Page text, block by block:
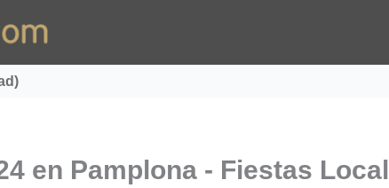
en Pamplona - Fiestas